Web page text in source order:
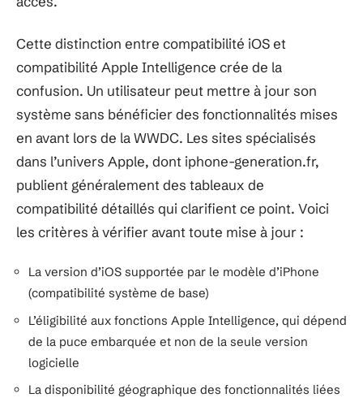
Cette distinction entre compatibilité iOS et
compatibilité Apple Intelligence crée de la
confusion. Un utilisateur peut mettre à jour son
système sans bénéficier des fonctionnalités mises
en avant lors de la WWDC. Les sites spécialisés
dans l’univers Apple, dont iphone-generation.fr,
publient généralement des tableaux de
compatibilité détaillés qui clarifient ce point. Voici
les critères à vérifier avant toute mise à jour :
La version d’iOS supportée par le modèle d’iPhone
(compatibilité système de base)
L’éligibilité aux fonctions Apple Intelligence, qui dépend
de la puce embarquée et non de la seule version
logicielle
La disponibilité géographique des fonctionnalités liées